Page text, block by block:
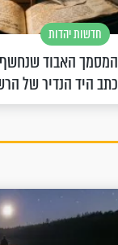
חדשות יהדות
המסמך האבוד
כתב היד הנדיר של